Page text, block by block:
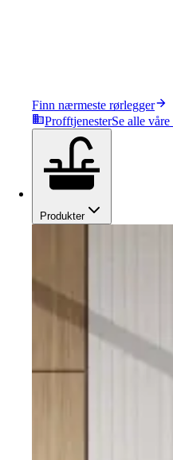
Finn nærmeste rørlegger
ProfftjenesterSe alle
Produkter